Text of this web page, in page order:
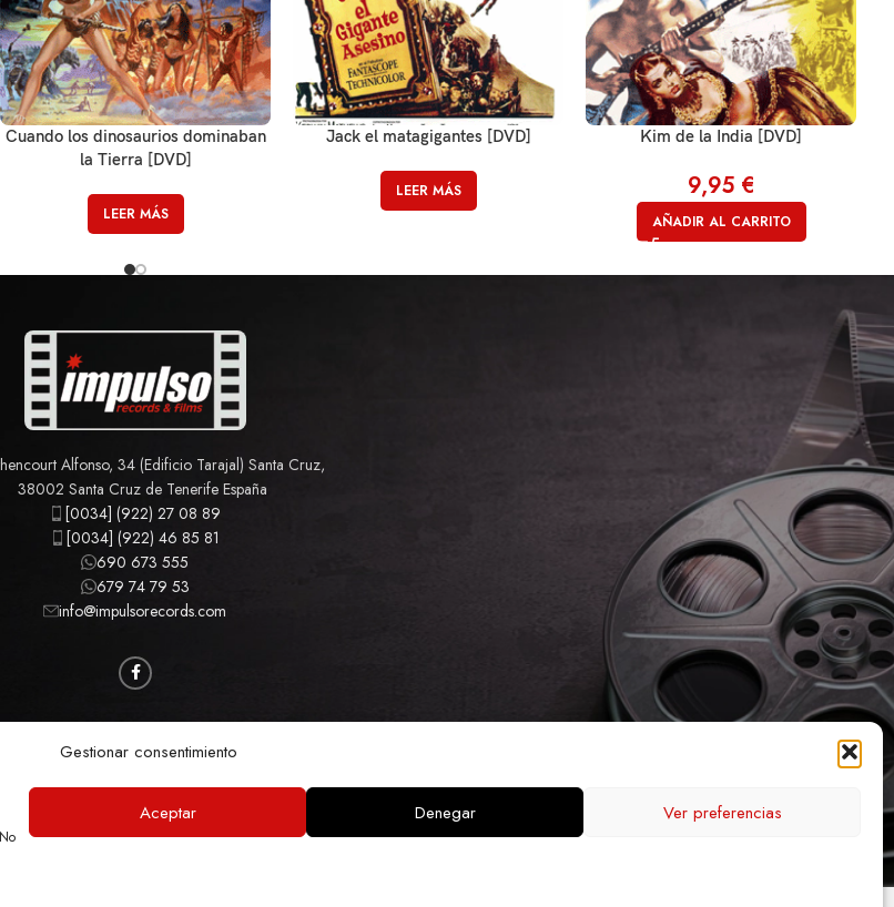
Gestionar consentimiento
Aceptar Denegar Ver preferencias
Cuando los dinosaurios dominaban
la Tierra [DVD]
LEER MÁS
Jack el matagigantes [DVD]
LEER MÁS
Kim de la India [DVD]
9,95 €
AÑADIR AL CARRITO
Alfonso, 34 (Edificio Tarajal) Santa Cruz,
38002 Santa Cruz de Tenerife España
[0034] (922) 27 08 89
[0034] (922) 46 85 81
690 673 555
679 74 79 53
info@impulsorecords.com
PRIVACIDAD ACCESIBILIDAD